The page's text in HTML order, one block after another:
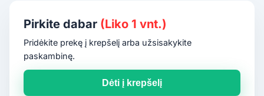
Pirkite dabar (Liko 1 vnt.)
Pridėkite prekę į krepšelį arba užsisakykite
paskambinę.
Dėti į krepšelį